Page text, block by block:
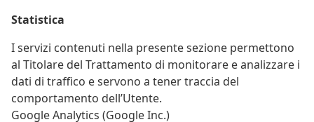
Statistica
I servizi contenuti nella presente sezione permettono
al Titolare del Trattamento di monitorare e analizzare i
dati di traffico e servono a tener traccia del
comportamento dell’Utente.
Google Analytics (Google Inc.)